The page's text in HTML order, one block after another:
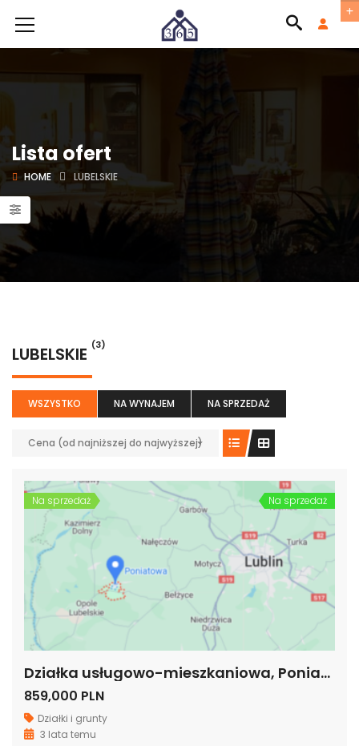
Lista ofert
HOME LUBELSKIE
LUBELSKIE (3)
WSZYSTKO NA WYNAJEM NA SPRZEDAŻ
Cena (od najniższej do najwyższej)
Na sprzedaż Na sprzedaż
Działka usługowo-mieszkaniowa, Poniatowa, woj. lubelskie
859,000 PLN
Działki i grunty
3 lata temu